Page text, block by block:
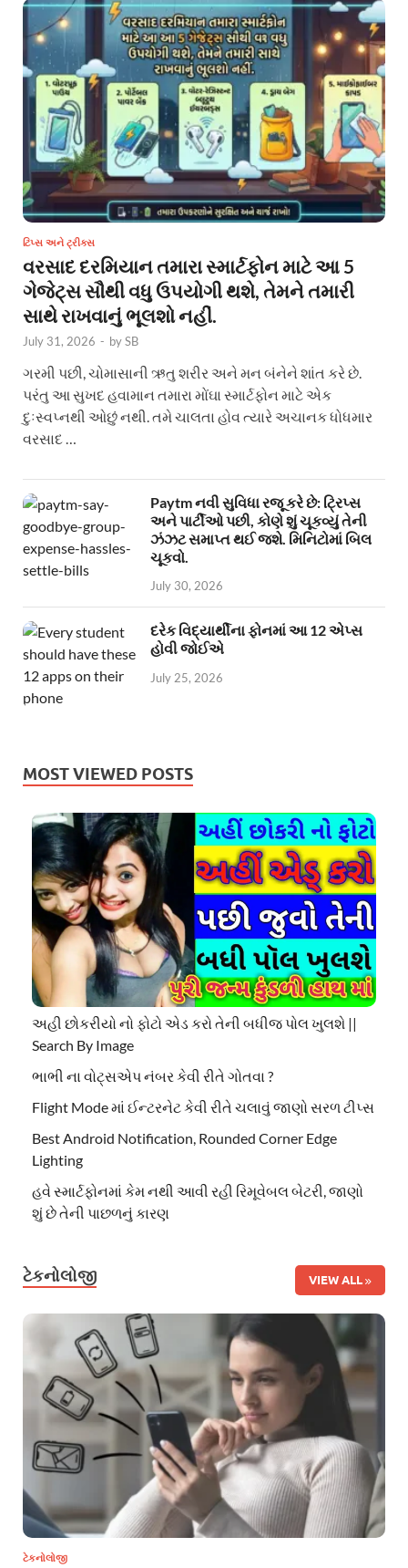
ટિપ્સ અને ટ્રીક્સ
વરસાદ દરમિયાન તમારા સ્માર્ટફોન માટે આ 5
ગેજેટ્સ સૌથી વધુ ઉપયોગી થશે, તેમને તમારી
સાથે રાખવાનું ભૂલશો નહીં.
July 31, 2026 - bySB
ગરમી પછી, ચોમાસાની ઋતુ શરીર અને મન બંનેને શાંત કરે છે.
પરંતુ આ સુખદ હવામાન તમારા મોંઘા સ્માર્ટફોન માટે એક
દુઃસ્વપ્નથી ઓછું નથી. તમે ચાલતા હોવ ત્યારે અચાનક ધોધમાર
વરસાદ …
Paytm નવી સુવિધા રજૂ કરે છે: ટ્રિપ્સ
અને પાર્ટીઓ પછી, કોણે શું ચૂકવ્યું તેની
ઝંઝટ સમાપ્ત થઈ જશે. મિનિટોમાં બિલ
ચૂકવો.
July 30, 2026
દરેક વિદ્યાર્થીના ફોનમાં આ 12 એપ્સ
હોવી જોઈએ
July 25, 2026
MOST VIEWED POSTS
અહી છોકરીયો નો ફોટો એડ કરો તેની બધીજ પોલ ખુલશે ||
Search By Image
ભાભી ના વોટ્સએપ નંબર કેવી રીતે ગોતવા ?
Flight Mode માં ઈન્ટરનેટ કેવી રીતે ચલાવું જાણો સરળ ટીપ્સ
Best Android Notification, Rounded Corner Edge
Lighting
હવે સ્માર્ટફોનમાં કેમ નથી આવી રહી રિમૂવેબલ બેટરી, જાણો
શું છે તેની પાછળનું કારણ
ટેકનોલોજી VIEW ALL
ટેકનોલોજી